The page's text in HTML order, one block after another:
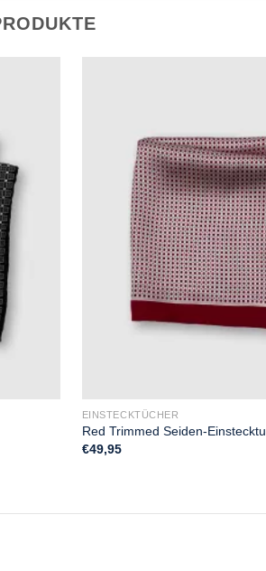
EINSTECKTÜCHER
Red Trimmed Seiden-
€49,95